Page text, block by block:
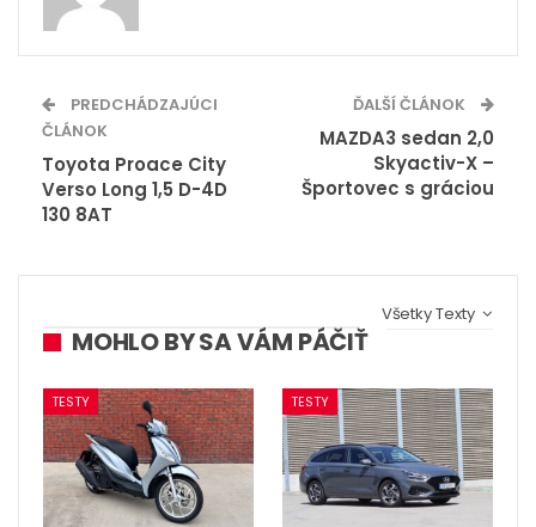
PREDCHÁDZAJÚCI
ČLÁNOK
Toyota Proace City
Verso Long 1,5 D-4D
130 8AT
ĎALŠÍ ČLÁNOK
MAZDA3 sedan 2,0
Skyactiv-X –
Športovec s gráciou
Všetky Texty
MOHLO BY SA VÁM PÁČIŤ
TESTY TESTY